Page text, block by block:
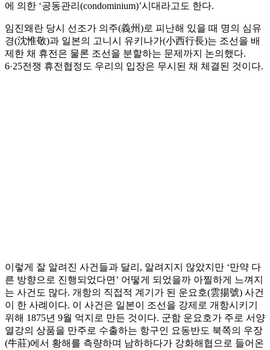
에 의한 ‘공동관리(condominium)’시대라고도 한다.
임진왜란 당시 선조가 의주(義州)로 피난해 있을 때 명의 심유
경(沈惟敬)과 일본의 고니시 유키나가(小西行長)는 조선을 배
제한 채 휴전은 물론 조선을 분할하는 문제까지 논의했다.
6·25전쟁 휴전협정도 우리의 입장은 무시된 채 체결된 것이다.
이렇게 잘 알려진 사건들과 달리, 알려지지 않았지만 ‘만약 다
른 방향으로 진행되었다면’ 어떻게 되었을까 아찔하게 느껴지
는 사건도 많다. 개항의 직접적 계기가 된 운요호(雲揚號) 사건
이 한 사례이다. 이 사건은 일본이 조선을 강제로 개항시키기
위해 1875년 9월 억지로 만든 것이다. 군함 운요호가 주로 서양
열강의 상품을 만주로 수출하는 항구인 요동반도 북쪽의 우장
(牛莊)에서 황해를 측량하며 남하하다가 강화해협으로 들어온